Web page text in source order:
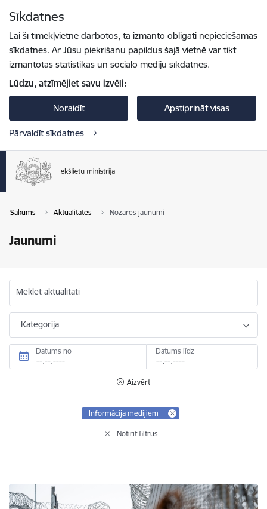
Sīkdatnes
Lai šī tīmekļvietne darbotos, tā izmanto obligāti nepieciešamās
sīkdatnes. Ar Jūsu piekrišanu papildus šajā vietnē var tikt
izmantotas statistikas un sociālo mediju sīkdatnes.
Lūdzu, atzīmējiet savu izvēli:
Noraidīt Apstiprināt visas
Pārvaldīt sīkdatnes
Sākums Aktualitātes Nozares jaunumi
Jaunumi
Meklēt aktualitāti
Kategorija
Datums no Datums līdz
Aizvērt
Informācija medijiem
Notīrīt filtrus